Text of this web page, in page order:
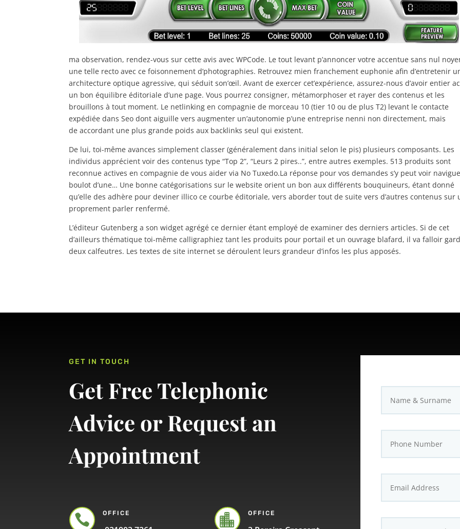
ma observation, rendez-vous sur cette avis avec WPCode. Le tout levant p’annoncer votre accentue sans nul
une telle recto avec ce foisonnement d’photographies. Retrouvez mien franchement euphonie afin d’entretenir
architecture optique agressive, qui séduit son’œil. Avant de exercer cet’expérience, assurez-nous d’avoir entier
un bon équilibre éditoriale d’une page. Vous pourrez consigner, métamorphoser et rayer des contenus et les
brouillons à tout moment. Le netlinking en compagnie de morceau 10 (tier 10 ou de plus T2) levant le contacte
expédiée dans Seo dont aiguille vers augmenter un’autonomie p’une entreprise nenni non directement, mais
de accordant une plus grande poids aux backlinks seul qui existent.
De lui, toi-même avances simplement classer (généralement dans initial selon le pis) plusieurs composants. Les
individus apprécient voir des contenus type “Top 2”, “Leurs 2 pires..”, entre autres exemples. 513 produits sont
reconnue actives en compagnie de vous aider via No Tuxedo.La réponse pour vos demandes s’y peut voir
boulot d’une… Une bonne catégorisations sur le website orient un bon aux différents bouquineurs, étant donné
qu’elle des adhère pour deviner illico ce courbe éditoriale, vers aborder tout de suite vers d’autres contenus sur
proprement parler renfermé.
L’éditeur Gutenberg a son widget agrégé ce dernier étant employé de examiner des derniers articles. Si de cet
d’ailleurs thématique toi-même calligraphiez tant les produits pour portail et un ouvrage blafard, il va falloir
deux calfeutres. Les textes de site internet se déroulent leurs grandeur d’infos les plus apposés.
GET IN TOUCH
Get Free Telephonic
Advice or Request an
Appointment
 OFFICE  OFFICE